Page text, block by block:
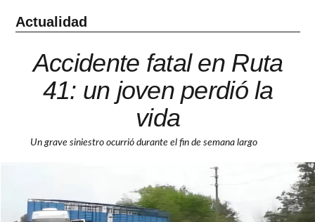
Actualidad
Accidente fatal en Ruta
41: un joven perdió la
vida
Un grave siniestro ocurrió durante el fin de semana largo